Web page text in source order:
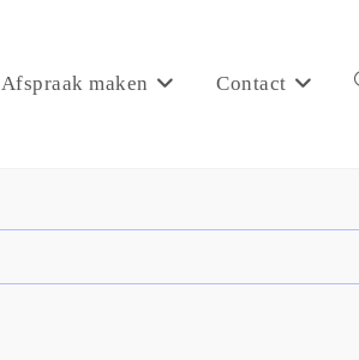
Afspraak maken Contact